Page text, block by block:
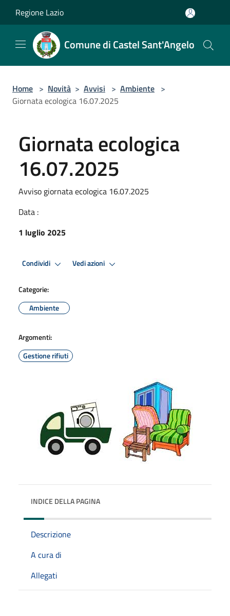
Regione Lazio
Comune di Castel Sant'Angelo
Home > Novità > Avvisi > Ambiente >
Giornata ecologica 16.07.2025
Giornata ecologica
16.07.2025
Avviso giornata ecologica 16.07.2025
Data :
1 luglio 2025
Condividi Vedi azioni
Categorie:
Ambiente
Argomenti:
Gestione rifiuti
INDICE DELLA PAGINA
Descrizione
A cura di
Allegati